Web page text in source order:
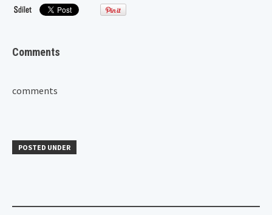
Comments
comments
POSTED UNDER